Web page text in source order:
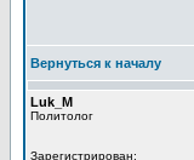
Вернуться к началу
Luk_M
Политолог
Зарегистрирован: